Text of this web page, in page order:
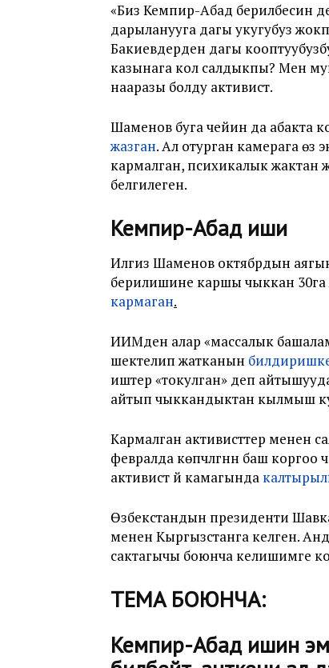
«Биз Кемпир-Абад берилбесин
дарыланууга дагы укугубуз
Бакиевдерден дагы
казынага кол салдыкпы? Мен
нааразы болду активист.
Шаменов буга чейин да абакта
жазган. Ал отурган камерага өз
кармалган, психикалык
белгилеген.
Кемпир-Абад иши
Илгиз Шаменов октябрдын
берилишине каршы чыккан 30га
кармаган.
ИИМден алар «массалык
шектелип жатканын
иштер «токулган» деп
айтып чыккандыктан кылмыш
Кармалган активисттер менен
февралда көпчүлүгүнүн баш
активист үй камагында
Өзбекстандын президенти
менен Кыргызстанга келген.
сактагычы боюнча келишимге
ТЕМА БОЮНЧА:
Кемпир-Абад ишин